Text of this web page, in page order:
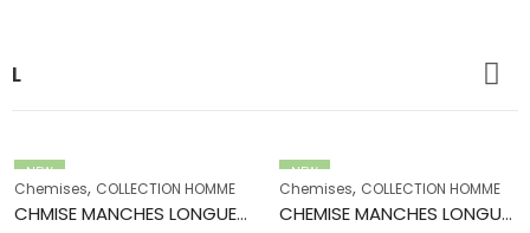
L
NEW
Chemises, COLLECTION HOMME
CHMISE MANCHES LONGUES AMIGO 93 MARINE
NEW
Chemises, COLLECTION HOMME
CHEMISE MANCHES LONGUES AMIGO 90 BLANC